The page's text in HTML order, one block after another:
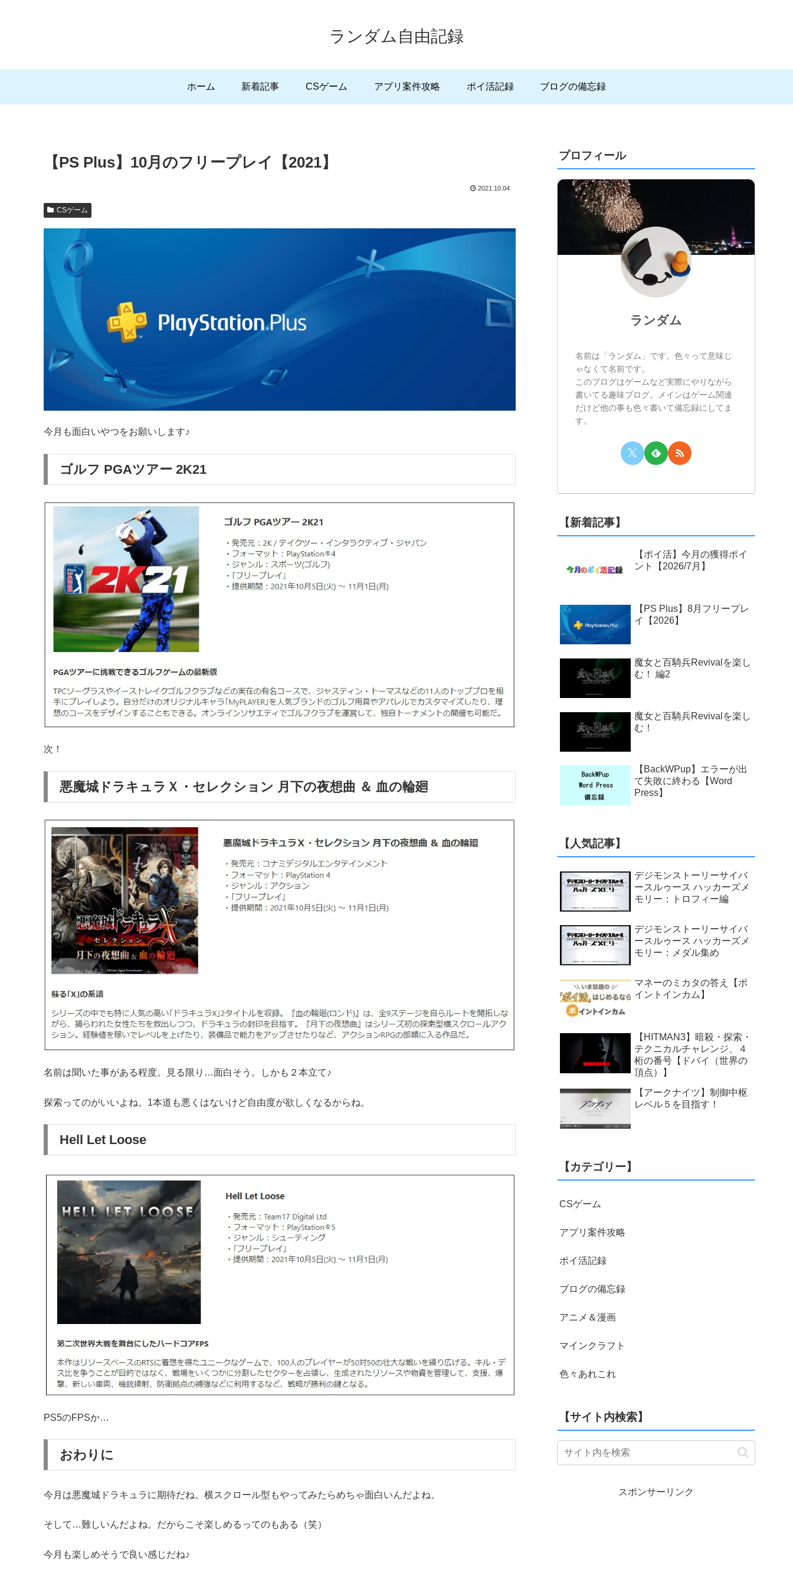
ランダム自由記録
ホーム 新着記事 CSゲーム アプリ案件攻略 ポイ活記録 ブログの備忘録
【PS Plus】10月のフリープレイ【2021】
2021.10.04
CSゲーム
今月も面白いやつをお願いします♪
ゴルフ PGAツアー 2K21
次！
悪魔城ドラキュラＸ・セレクション 月下の夜想曲 ＆ 血の輪廻
名前は聞いた事がある程度。見る限り…面白そう。しかも２本立て♪
探索ってのがいいよね。1本道も悪くはないけど自由度が欲しくなるからね。
Hell Let Loose
PS5のFPSか…
おわりに
今月は悪魔城ドラキュラに期待だね。横スクロール型もやってみたらめちゃ面白いんだよね。
そして…難しいんだよね。だからこそ楽しめるってのもある（笑）
今月も楽しめそうで良い感じだね♪
プロフィール
ランダム
名前は「ランダム」です。色々って意味じ
ゃなくて名前です。
このブログはゲームなど実際にやりながら
書いてる趣味ブログ。メインはゲーム関連
だけど他の事も色々書いて備忘録にしてま
す。
【新着記事】
【ポイ活】今月の獲得ポイ
ント【2026/7月】
【PS Plus】8月フリープレ
イ【2026】
魔女と百騎兵Revivalを楽し
む！ 編2
魔女と百騎兵Revivalを楽し
む！
【BackWPup】エラーが出
て失敗に終わる【Word
Press】
【人気記事】
デジモンストーリーサイバ
ースルゥース ハッカーズメ
モリー：トロフィー編
デジモンストーリーサイバ
ースルゥース ハッカーズメ
モリー：メダル集め
マネーのミカタの答え【ポ
イントインカム】
【HITMAN3】暗殺・探索・
テクニカルチャレンジ、４
桁の番号【ドバイ（世界の
頂点）】
【アークナイツ】制御中枢
レベル５を目指す！
【カテゴリー】
CSゲーム
アプリ案件攻略
ポイ活記録
ブログの備忘録
アニメ＆漫画
マインクラフト
色々あれこれ
【サイト内検索】
スポンサーリンク